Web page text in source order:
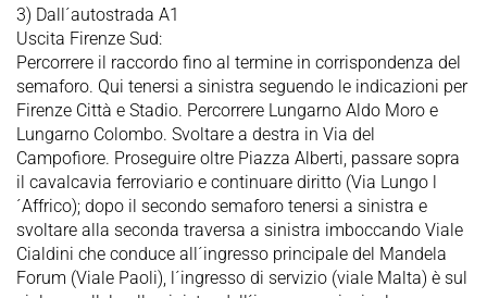
3) Dall´autostrada A1
Uscita Firenze Sud:
Percorrere il raccordo fino al termine in corrispondenza del
semaforo. Qui tenersi a sinistra seguendo le indicazioni per
Firenze Città e Stadio. Percorrere Lungarno Aldo Moro e
Lungarno Colombo. Svoltare a destra in Via del
Campofiore. Proseguire oltre Piazza Alberti, passare sopra
il cavalcavia ferroviario e continuare diritto (Via Lungo l
´Affrico); dopo il secondo semaforo tenersi a sinistra e
svoltare alla seconda traversa a sinistra imboccando Viale
Cialdini che conduce all´ingresso principale del Mandela
Forum (Viale Paoli), l´ingresso di servizio (viale Malta) è sul